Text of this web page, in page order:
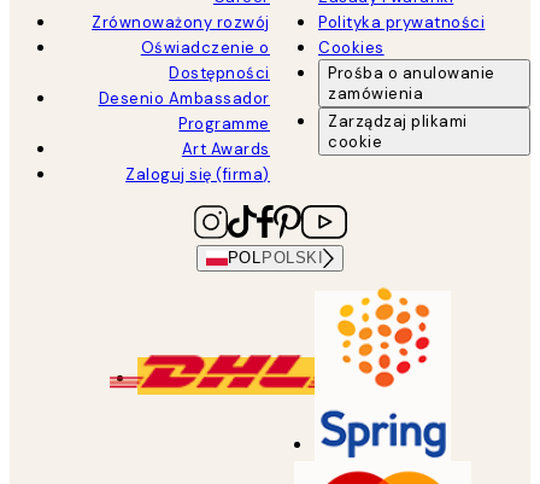
Zrównoważony rozwój
Oświadczenie o
Dostępności
Desenio Ambassador
Programme
Art Awards
Zaloguj się (firma)
Polityka prywatności
Cookies
Prośba o anulowanie
zamówienia
Zarządzaj plikami
cookie
POL POLSKI